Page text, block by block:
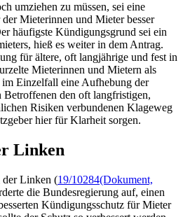
umziehen zu müssen, sei eine
Mieterinnen und Mieter besser
häufigste Kündigungsgrund sei ein
hieß es weiter in dem Antrag.
für ältere, oft langjährige und fest in
Mieterinnen und Mietern als
Einzelfall eine Aufhebung der
den oft langfristigen,
Risiken verbundenen Klageweg
hier für Klarheit sorgen.
Linken
der Linken (19/10284(Dokument,
die Bundesregierung auf, einen
Kündigungsschutz für Mieter